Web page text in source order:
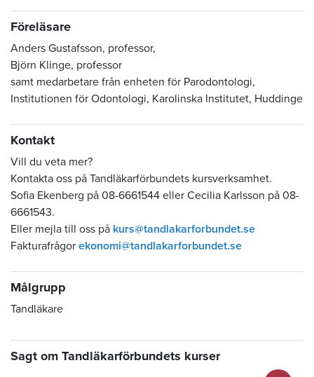
Föreläsare
Anders Gustafsson, professor,
Björn Klinge, professor
samt medarbetare från enheten för Parodontologi,
Institutionen för Odontologi, Karolinska Institutet, Huddinge
Kontakt
Vill du veta mer?
Kontakta oss på Tandläkarförbundets kursverksamhet.
Sofia Ekenberg på 08-6661544 eller Cecilia Karlsson på 08-
6661543.
Eller mejla till oss på kurs@tandlakarforbundet.se
Fakturafrågor ekonomi@tandlakarforbundet.se
Målgrupp
Tandläkare
Sagt om Tandläkarförbundets kurser